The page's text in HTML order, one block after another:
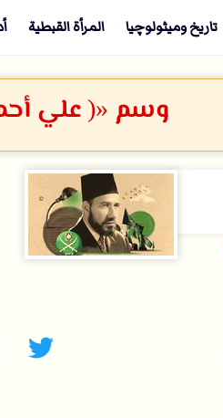
تاريخ وميثولوچيا المرأة القبطية
وسم «( علي